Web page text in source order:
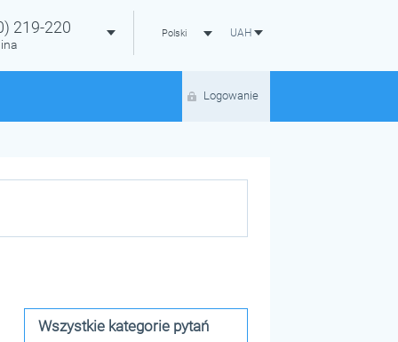
UAH
Polski
219-220
Logowanie
Wszystkie kategorie pytań